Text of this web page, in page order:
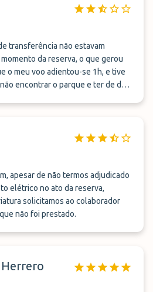
transferência não estavam
da reserva, o que gerou
o meu voo adientou-se 1h, e tive
encontrar o parque e ter de dar
amáveis e prestáveis. Gostei! As
combinado. Voltarei a reservar
apesar de não termos adjudicado
elétrico no ato da reserva,
solicitamos ao colaborador
não foi prestado.
Herrero